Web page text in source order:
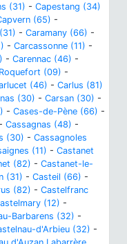
(31) - Capestang (34)
(65) -
- Caramany (66) -
- Carcassonne (11) -
- Carennac (46) -
(09) -
(46) - Carlus (81)
(30) - Carsan (30) -
- Cases-de-Pène (66) -
- Cassagnas (48) -
(30) - Cassagnoles
(11) - Castanet
(82) - Castanet-le-
(31) - Casteil (66) -
(82) - Castelfranc
(12) -
Barbarens (32) -
d'Arbieu (32) -